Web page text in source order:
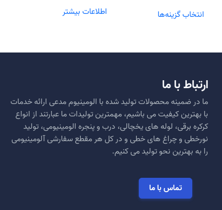
انتخاب گزینه‌ها
مختلفی
ها
ممکن
است
در
صفحه
شوند
اطلاعات بیشتر
ارتباط با ما
ما در ضمینه محصولات تولید شده با الومینیوم مدعی ارائه خدمات
با بهترین کیفیت می باشیم، مهمترین تولیدات ما عبارتند از انواع
کرکره برقی، لوله های یخچالی، درب و پنجره الومینیومی، تولید
نورخطی و چراغ های خطی و در کل هر مقطع سفارشی آلومینیومی
را به بهترین نحو تولید می کنیم.
تماس با ما